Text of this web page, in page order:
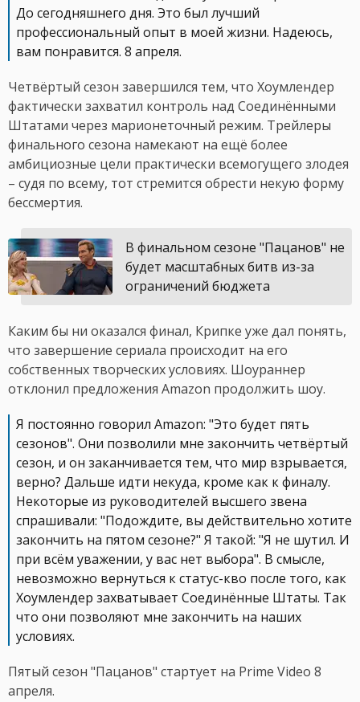
До сегодняшнего дня. Это был лучший
профессиональный опыт в моей жизни. Надеюсь,
вам понравится. 8 апреля.
Четвёртый сезон завершился тем, что Хоумлендер
фактически захватил контроль над Соединёнными
Штатами через марионеточный режим. Трейлеры
финального сезона намекают на ещё более
амбициозные цели практически всемогущего злодея
– судя по всему, тот стремится обрести некую форму
бессмертия.
В финальном сезоне "Пацанов" не
будет масштабных битв из-за
ограничений бюджета
Каким бы ни оказался финал, Крипке уже дал понять,
что завершение сериала происходит на его
собственных творческих условиях. Шоураннер
отклонил предложения Amazon продолжить шоу.
Я постоянно говорил Amazon: "Это будет пять
сезонов". Они позволили мне закончить четвёртый
сезон, и он заканчивается тем, что мир взрывается,
верно? Дальше идти некуда, кроме как к финалу.
Некоторые из руководителей высшего звена
спрашивали: "Подождите, вы действительно хотите
закончить на пятом сезоне?" Я такой: "Я не шутил. И
при всём уважении, у вас нет выбора". В смысле,
невозможно вернуться к статус-кво после того, как
Хоумлендер захватывает Соединённые Штаты. Так
что они позволяют мне закончить на наших
условиях.
Пятый сезон "Пацанов" стартует на Prime Video 8
апреля.